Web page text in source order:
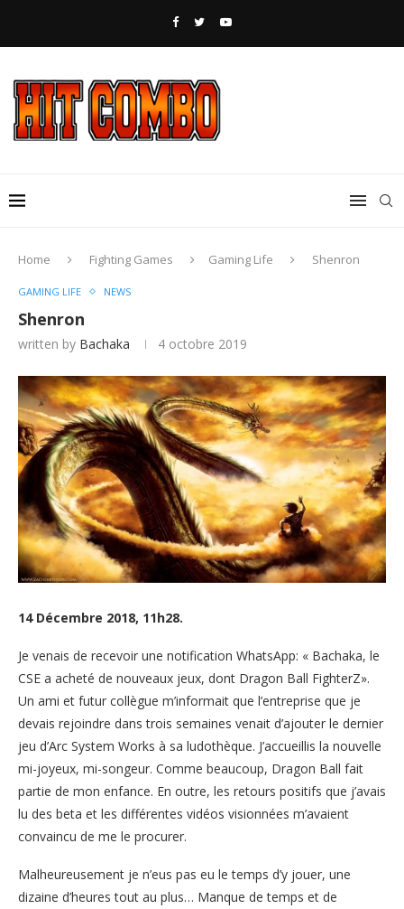
Home Fighting Games Gaming Life Shenron
GAMING LIFE NEWS
Shenron
written by Bachaka 4 octobre 2019
14 Décembre 2018, 11h28.
Je venais de recevoir une notification WhatsApp: « Bachaka, le
CSE a acheté de nouveaux jeux, dont Dragon Ball FighterZ».
Un ami et futur collègue m’informait que l’entreprise que je
devais rejoindre dans trois semaines venait d’ajouter le dernier
jeu d’Arc System Works à sa ludothèque. J’accueillis la nouvelle
mi-joyeux, mi-songeur. Comme beaucoup, Dragon Ball fait
partie de mon enfance. En outre, les retours positifs que j’avais
lu des beta et les différentes vidéos visionnées m’avaient
convaincu de me le procurer.
Malheureusement je n’eus pas eu le temps d’y jouer, une
dizaine d’heures tout au plus… Manque de temps et de